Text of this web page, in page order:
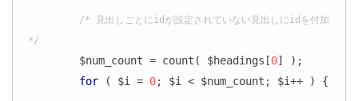
/* 見出しごとにidが設定されていない見出しにidを付加
*/
	$num_count = count( $headings[
0] );
for ( $i = 0; $i < $num_count; $i++ ) {